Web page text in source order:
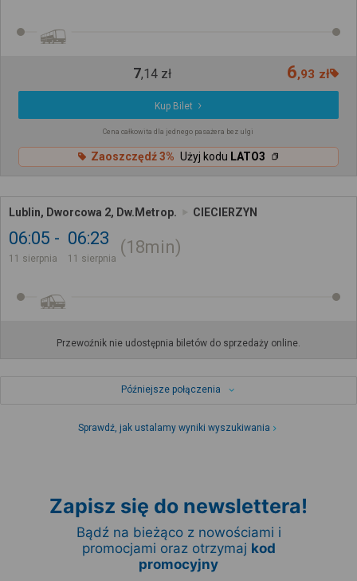
7,14 zł 6,93 zł
Kup Bilet
Cena całkowita dla jednego pasażera bez ulgi
Zaoszczędź 3% Użyj kodu LATO3
Lublin, Dworcowa 2, Dw.Metrop. CIECIERZYN
06:05
11 sierpnia
06:23
11 sierpnia
18min
Przewoźnik nie udostępnia biletów do sprzedaży online.
Późniejsze połączenia
Sprawdź, jak ustalamy wyniki wyszukiwania
Zapisz się do newslettera!
Bądź na bieżąco z nowościami i
promocjami oraz otrzymaj kod
promocyjny